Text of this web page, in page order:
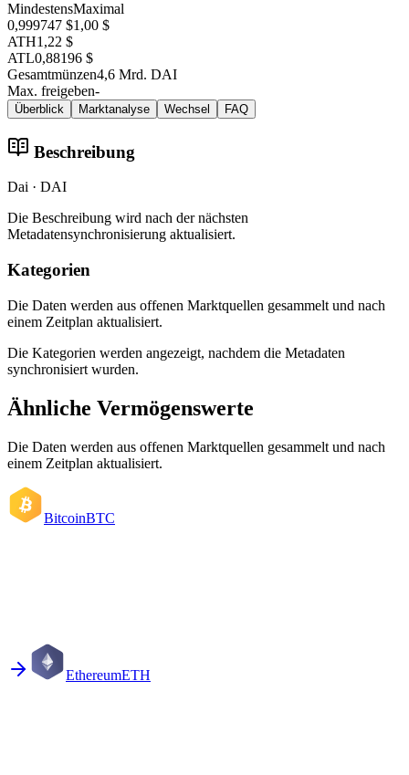
MindestensMaximal
0,999747 $1,00 $
ATH1,22 $
ATL0,88196 $
Gesamtmünzen4,6 Mrd. DAI
Max. freigeben-
Überblick Marktanalyse Wechsel FAQ
Beschreibung
Dai · DAI
Die Beschreibung wird nach der nächsten
Metadatensynchronisierung aktualisiert.
Kategorien
Die Daten werden aus offenen Marktquellen gesammelt und nach
einem Zeitplan aktualisiert.
Die Kategorien werden angezeigt, nachdem die Metadaten
synchronisiert wurden.
Ähnliche Vermögenswerte
Die Daten werden aus offenen Marktquellen gesammelt und nach
einem Zeitplan aktualisiert.
BitcoinBTC
EthereumETH